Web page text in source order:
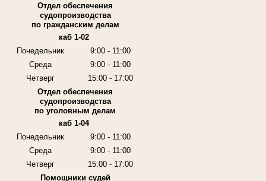
Отдел обеспечения
судопроизводства
по гражданским делам
каб 1-02
Понедельник
9:00 - 11:00
Среда
9:00 - 11:00
Четверг
15:00 - 17:00
Отдел обеспечения
судопроизводства
по уголовным делам
каб 1-04
Понедельник
9:00 - 11:00
Среда
9:00 - 11:00
Четверг
15:00 - 17:00
Помощники судей